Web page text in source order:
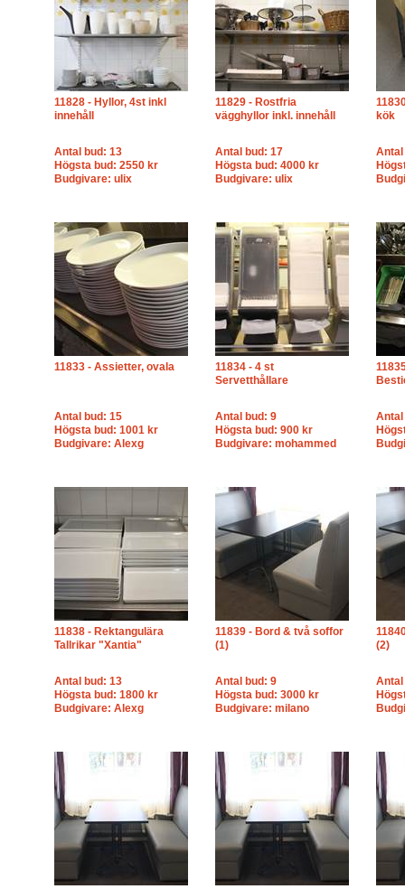
11828 - Hyllor, 4st inkl
innehåll
Antal bud: 13
Högsta bud: 2550 kr
Budgivare: ulix
11829 - Rostfria
vägghyllor inkl. innehåll
Antal bud: 17
Högsta bud: 4000 kr
Budgivare: ulix
kök
Antal
11833 - Assietter, ovala
Antal bud: 15
Högsta bud: 1001 kr
Budgivare: Alexg
11834 - 4 st
Servetthållare
Antal bud: 9
Högsta bud: 900 kr
Budgivare: mohammed
Antal
11838 - Rektangulära
Tallrikar "Xantia"
Antal bud: 13
Högsta bud: 1800 kr
Budgivare: Alexg
11839 - Bord & två soffor
(1)
Antal bud: 9
Högsta bud: 3000 kr
Budgivare: milano
(2)
Antal